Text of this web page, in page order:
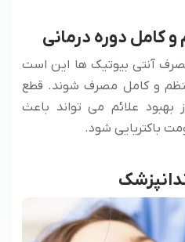
دوره درمانی
آنتی بیوتیک ها این است
و کامل مصرف شوند. قطع
علائم می تواند باعث
باکتریایی شود.